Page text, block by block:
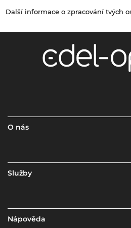
Další informace o zpracování tvých
O nás
Služby
Nápověda